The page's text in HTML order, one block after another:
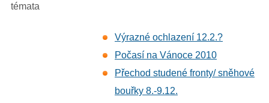
témata
Výrazné ochlazení 12.2.?
Počasí na Vánoce 2010
Přechod studené fronty/ sněhové
bouřky 8.-9.12.